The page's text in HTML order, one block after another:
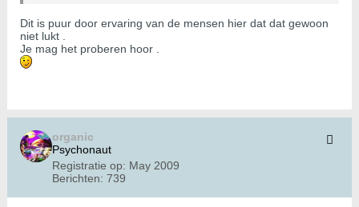
Dit is puur door ervaring van de mensen hier dat dat gewoon
niet lukt .
Je mag het proberen hoor .
organic
Psychonaut
Registratie op: May 2009
Berichten: 739